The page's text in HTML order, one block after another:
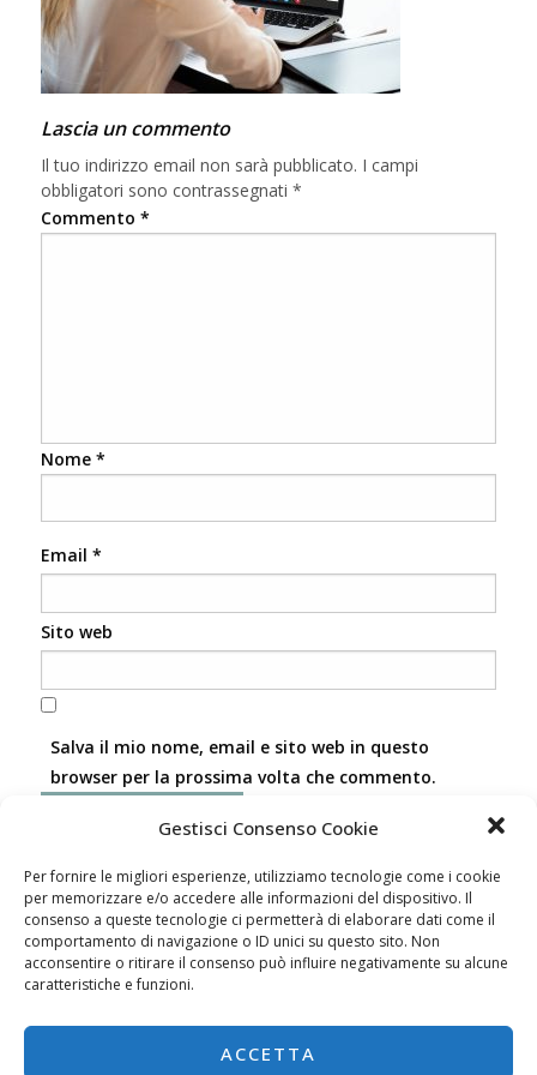
Gestisci Consenso Cookie
Per fornire le migliori esperienze, utilizziamo tecnologie come i cookie
per memorizzare e/o accedere alle informazioni del dispositivo. Il
consenso a queste tecnologie ci permetterà di elaborare dati come il
comportamento di navigazione o ID unici su questo sito. Non
acconsentire o ritirare il consenso può influire negativamente su alcune
caratteristiche e funzioni.
ACCETTA
Lascia un commento
Il tuo indirizzo email non sarà pubblicato. I campi
obbligatori sono contrassegnati *
Commento *
Nome *
Email *
Sito web
Salva il mio nome, email e sito web in questo
browser per la prossima volta che commento.
- Padova - P.IVA 04987810282